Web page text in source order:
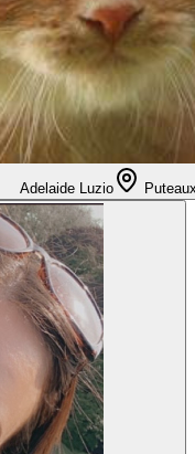
Adelaide Luzio